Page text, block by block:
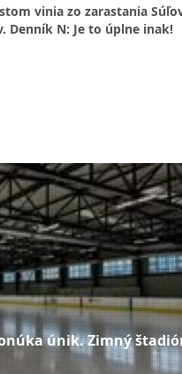
vinia zo zarastania
Denník N: Je to úplne inak!
únik. Zimný